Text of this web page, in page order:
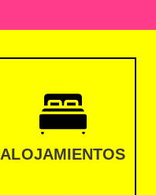
ALOJAMIENTOS